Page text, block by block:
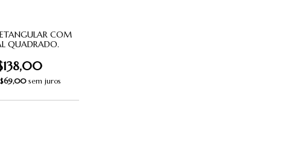
COM
QUADRADO.
sem juros